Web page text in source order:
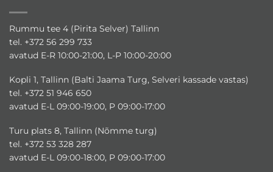
Rummu tee 4 (Pirita Selver) Tallinn
tel. +372 56 299 733
avatud E-R 10:00-21:00, L-P 10:00-20:00
Kopli 1, Tallinn (Balti Jaama Turg, Selveri kassade vastas)
tel. +372 51 946 650
avatud E-L 09:00-19:00, P 09:00-17:00
Turu plats 8, Tallinn (Nõmme turg)
tel. +372 53 328 287
avatud E-L 09:00-18:00, P 09:00-17:00